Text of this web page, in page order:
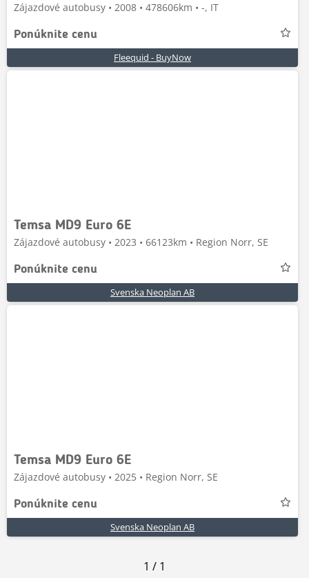
Zájazdové autobusy • 2008 • 478606km • -, IT
Ponúknite cenu
Fleequid - BuyNow
Temsa MD9 Euro 6E
Zájazdové autobusy • 2023 • 66123km • Region Norr, SE
Ponúknite cenu
Svenska Neoplan AB
Temsa MD9 Euro 6E
Zájazdové autobusy • 2025 • Region Norr, SE
Ponúknite cenu
Svenska Neoplan AB
1 / 1